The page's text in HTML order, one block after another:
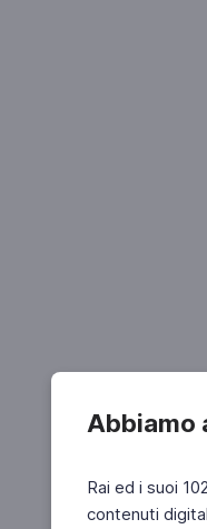
Abbiamo
Rai ed i suoi
contenuti